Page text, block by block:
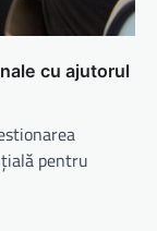
cu ajutorul
pentru